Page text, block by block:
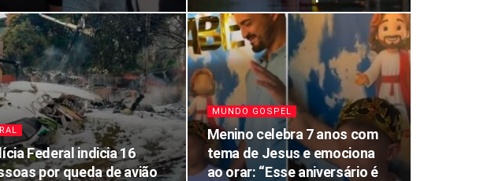
Federal indicia 16
por queda de avião
MUNDO GOSPEL
Menino celebra 7 anos com
tema de Jesus e emociona
ao orar: “Esse aniversário é